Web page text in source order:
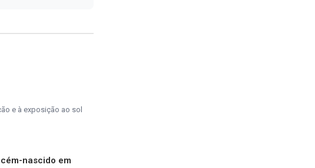
e à exposição ao sol
nascido em